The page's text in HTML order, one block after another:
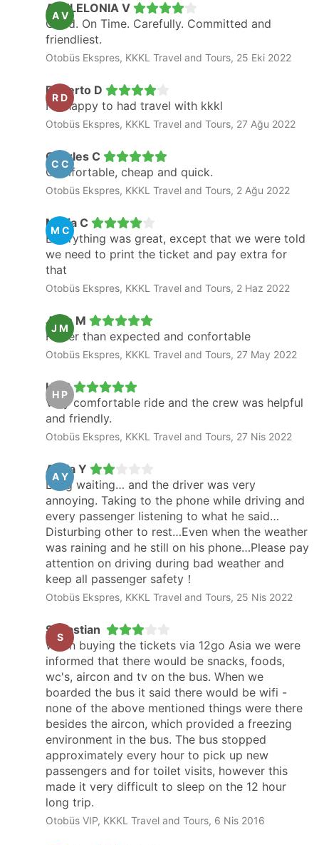
A V
APHLELONIA V
Good. On Time. Carefully. Committed and
friendliest.
Otobüs Ekspres, KKKL Travel and Tours, 25 Eki 2022
R D
Roberto D
I'm happy to had travel with kkkl
Otobüs Ekspres, KKKL Travel and Tours, 27 Ağu 2022
C C
Charles C
Comfortable, cheap and quick.
Otobüs Ekspres, KKKL Travel and Tours, 2 Ağu 2022
M C
Maria C
Evwrything was great, except that we were told
we need to print the ticket and pay extra for
that
Otobüs Ekspres, KKKL Travel and Tours, 2 Haz 2022
J M
Jean M
Faster than expected and confortable
Otobüs Ekspres, KKKL Travel and Tours, 27 May 2022
H P
Ha P
Very comfortable ride and the crew was helpful
and friendly.
Otobüs Ekspres, KKKL Travel and Tours, 27 Nis 2022
A Y
Alicia Y
Long waiting… and the driver was very
annoying. Taking to the phone while driving and
every passenger listening to what he said…
Disturbing other to rest…Even when the weather
was raining and he still on his phone…Please pay
attention on driving during bad weather and
keep all passenger safety！
Otobüs Ekspres, KKKL Travel and Tours, 25 Nis 2022
S
Sebastian
When buying the tickets via 12go Asia we were
informed that there would be snacks, foods,
wc's, aircon and tv on the bus. When we
boarded the bus it said there would be wifi -
none of the above mentioned things were there
besides the aircon, which provided a freezing
environment in the bus. The bus stopped
approximately every hour to pick up new
passengers and for toilet visits, however this
made it very difficult to sleep on the 12 hour
long trip.
Otobüs VIP, KKKL Travel and Tours, 6 Nis 2016